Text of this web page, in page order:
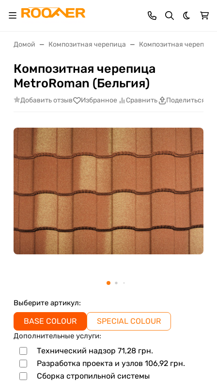
Темная
Домой Композитная черепица Композитная
Композитная черепица
MetroRoman (Бельгия)
Добавить отзыв Избранное Сравнить Поделиться
Выберите артикул:
BASE COLOUR SPECIAL COLOUR
Дополнительные услуги:
Технический надзор 71,28 грн.
Разработка проекта и узлов 106,92 грн.
Сборка стропильной системы